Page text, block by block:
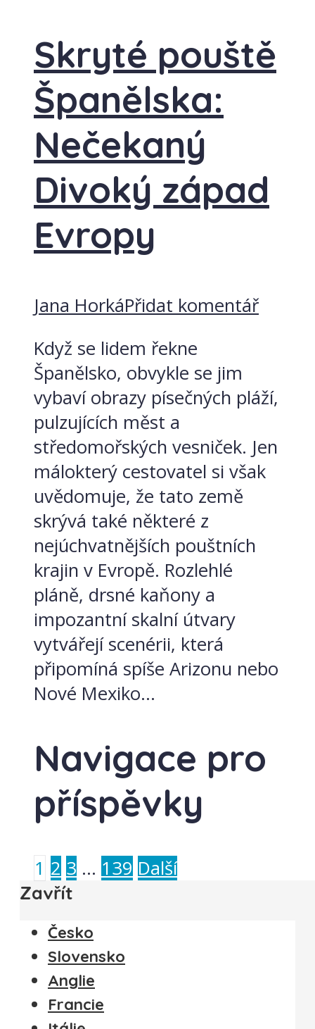
Skryté pouště
Španělska:
Nečekaný
Divoký západ
Evropy
Jana HorkáPřidat komentář
Když se lidem řekne
Španělsko, obvykle se jim
vybaví obrazy písečných pláží,
pulzujících měst a
středomořských vesniček. Jen
málokterý cestovatel si však
uvědomuje, že tato země
skrývá také některé z
nejúchvatnějších pouštních
krajin v Evropě. Rozlehlé
pláně, drsné kaňony a
impozantní skalní útvary
vytvářejí scenérii, která
připomíná spíše Arizonu nebo
Nové Mexiko...
Navigace pro
příspěvky
1 2 3 … 139 Další
Zavřít
Česko
Slovensko
Anglie
Francie